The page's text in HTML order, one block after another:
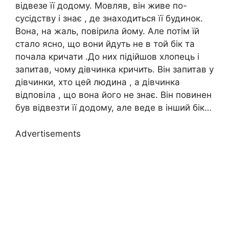
відвезе її додому. Мовляв, він живе по-
сусідству і знає , де знаходиться її будинок.
Вона, на жаль, повірила йому. Але потім їй
стало ясно, що вони йдуть не в той бік та
почала кричати .До них підійшов хлопець і
запитав, чому дівчинка кричить. Він запитав у
дівчинки, хто цей людина , а дівчинка
відповіла , що вона його не знає. Він повинен
був відвезти її додому, але веде в інший бік…
Advertisements